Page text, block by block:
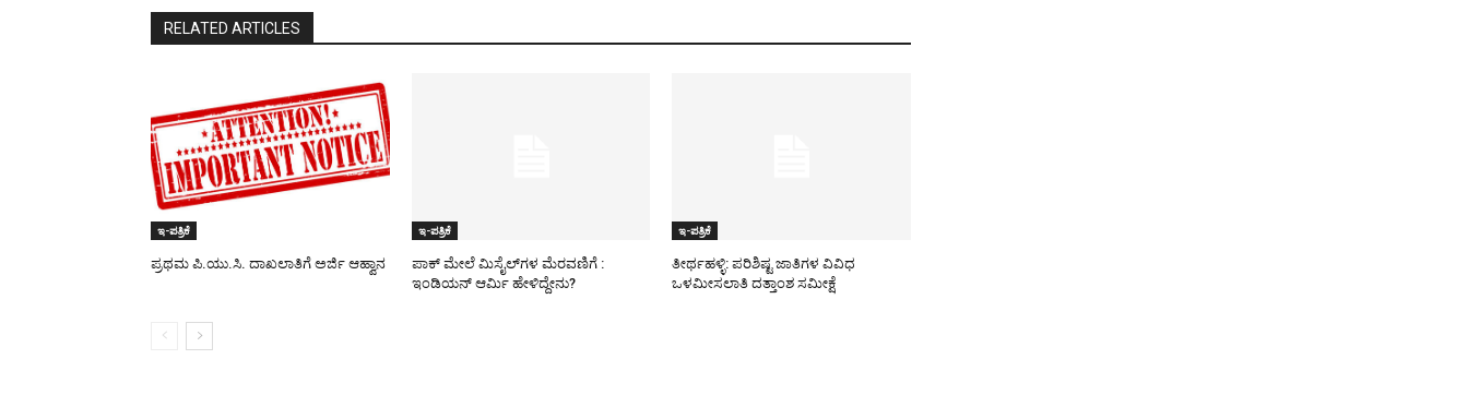
RELATED ARTICLES
ಇ-ಪತ್ರಿಕೆ
ಪ್ರಥಮ ಪಿ.ಯು.ಸಿ. ದಾಖಲಾತಿಗೆ ಅರ್ಜಿ ಆಹ್ವಾನ
ಇ-ಪತ್ರಿಕೆ
ಪಾಕ್​ ಮೇಲೆ ಮಿಸೈಲ್​ಗಳ ಮೆರವಣಿಗೆ :
ಇಂಡಿಯನ್ ಆರ್ಮಿ ಹೇಳಿದ್ದೇನು?
ಇ-ಪತ್ರಿಕೆ
ತೀರ್ಥಹಳ್ಳಿ: ಪರಿಶಿಷ್ಟ ಜಾತಿಗಳ ವಿವಿಧ
ಒಳಮೀಸಲಾತಿ ದತ್ತಾಂಶ ಸಮೀಕ್ಷೆ